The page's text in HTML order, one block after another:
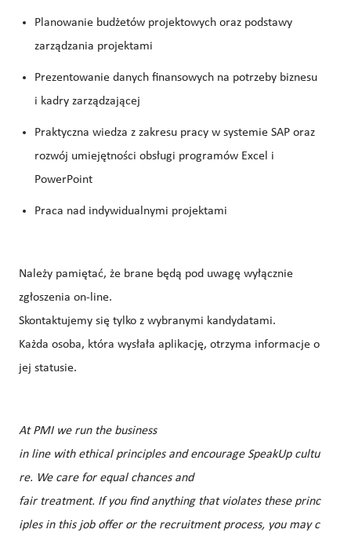
Planowanie budżetów projektowych oraz podstawy
zarządzania projektami
Prezentowanie danych finansowych na potrzeby biznesu
i kadry zarządzającej
Praktyczna wiedza z zakresu pracy w systemie SAP oraz
rozwój umiejętności obsługi programów Excel i
PowerPoint
Praca nad indywidualnymi projektami
Należy pamiętać, że brane będą pod uwagę wyłącznie
zgłoszenia on-line.
Skontaktujemy się tylko z wybranymi kandydatami.
Każda osoba, która wysłała aplikację, otrzyma informacje o
jej statusie.
At PMI we run the business
in line with ethical principles and encourage SpeakUp cultu
re. We care for equal chances and
fair treatment. If you find anything that violates these princ
iples in this job offer or the recruitment process, you may c